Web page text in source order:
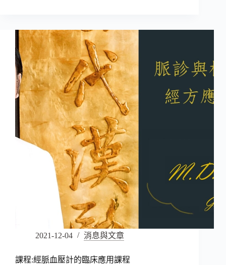
2021-12-04 消息與文章
課程:經脈血壓計的臨床應用課程